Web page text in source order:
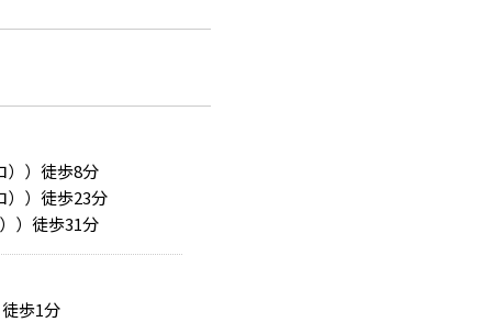
））徒歩8分
））徒歩23分
）徒歩31分
歩1分